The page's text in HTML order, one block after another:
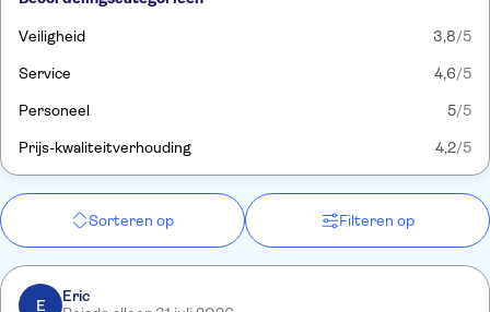
Veiligheid 3,8/5
Service 4,6/5
Personeel 5/5
Prijs-kwaliteitverhouding 4,2/5
Sorteren op Filteren op
E
Eric